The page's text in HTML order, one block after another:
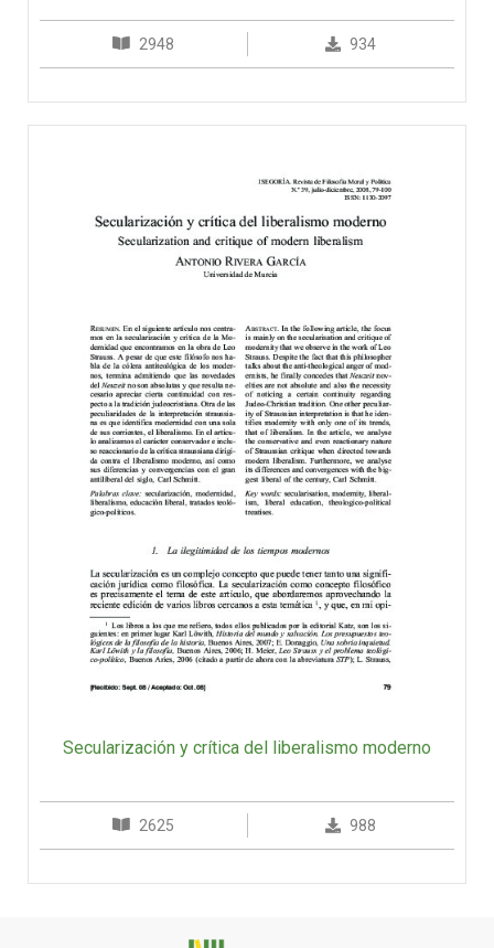
2948 934
Secularización y crítica del liberalismo moderno
2625 988